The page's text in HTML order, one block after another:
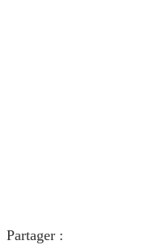
Partager :